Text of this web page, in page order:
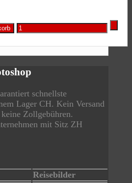
schnellste
Lager CH. Kein Versand
Zollgebühren.
mit Sitz ZH
Reisebilder